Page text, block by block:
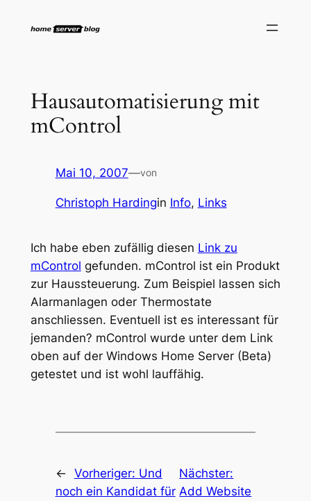
Inhalt
Hausautomatisierung mit
mControl
Mai 10, 2007—von
Christoph Hardingin Info, Links
Ich habe eben zufällig diesen Link zu
mControl gefunden. mControl ist ein Produkt
zur Haussteuerung. Zum Beispiel lassen sich
Alarmanlagen oder Thermostate
anschliessen. Eventuell ist es interessant für
jemanden? mControl wurde unter dem Link
oben auf der Windows Home Server (Beta)
getestet und ist wohl lauffähig.
← Vorheriger: Und
noch ein Kandidat für
Nächster:
Add Website